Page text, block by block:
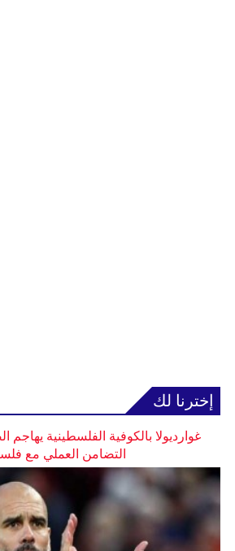
إخترنا لك
غوارديولا بالكوفية الفلسطينية
التضامن العملي مع